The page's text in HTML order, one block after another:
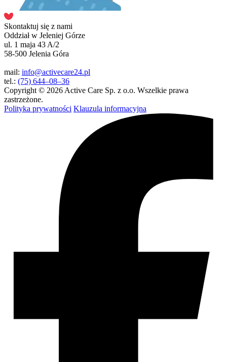
Skontaktuj się z nami
Oddział w Jeleniej Górze
ul. 1 maja 43 A/2
58-500 Jelenia Góra
mail: info@activecare24.pl
tel.: (75) 644–08–36
Copyright © 2026 Active Care Sp. z o.o. Wszelkie prawa
zastrzeżone.
Polityka prywatności Klauzula informacyjna